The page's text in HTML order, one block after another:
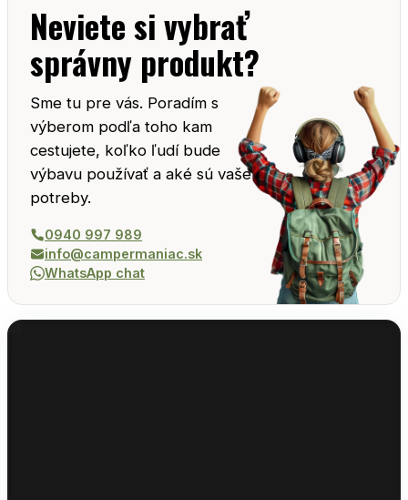
Neviete si vybrať
správny produkt?
Sme tu pre vás. Poradím s
výberom podľa toho kam
cestujete, koľko ľudí bude
výbavu používať a aké sú vaše
potreby.
0940 997 989
info@campermaniac.sk
WhatsApp chat